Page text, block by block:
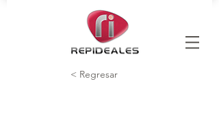
< Regresar